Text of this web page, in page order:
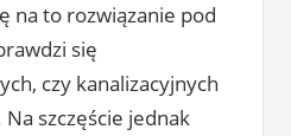
na to rozwiązanie pod
się
czy kanalizacyjnych
szczęście jednak